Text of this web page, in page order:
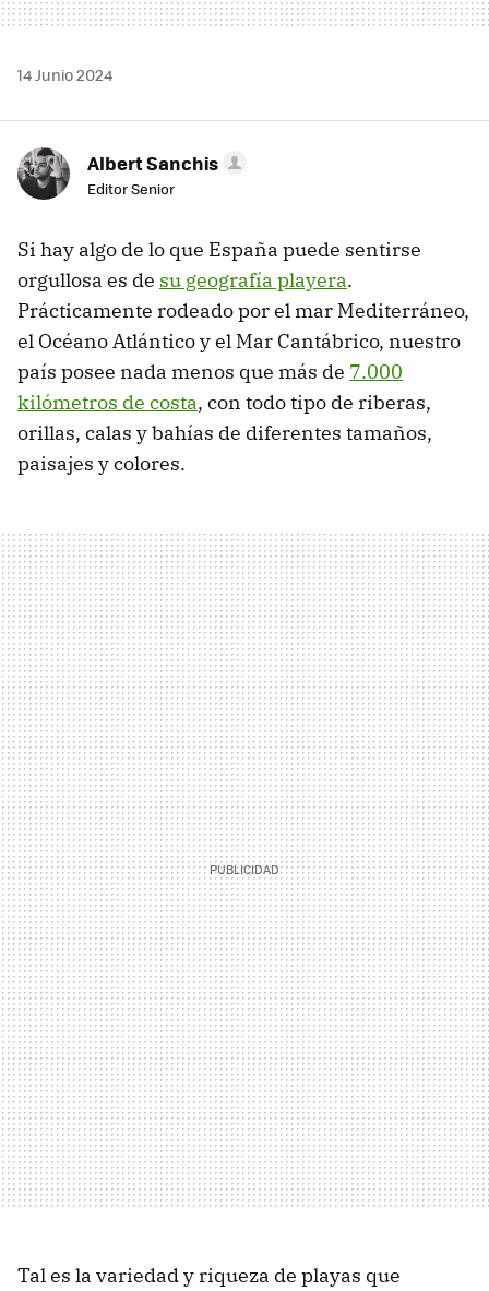
14 Junio 2024
Albert Sanchis
Editor Senior
Si hay algo de lo que España puede sentirse
orgullosa es de su geografía playera.
Prácticamente rodeado por el mar Mediterráneo,
el Océano Atlántico y el Mar Cantábrico, nuestro
país posee nada menos que más de 7.000
kilómetros de costa, con todo tipo de riberas,
orillas, calas y bahías de diferentes tamaños,
paisajes y colores.
Tal es la variedad y riqueza de playas que